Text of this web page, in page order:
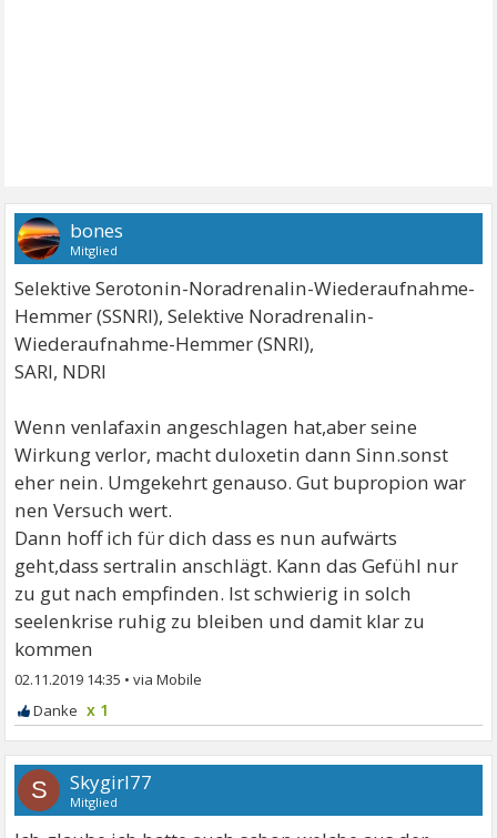
bones
Mitglied
Selektive Serotonin-Noradrenalin-Wiederaufnahme-
Hemmer (SSNRI), Selektive Noradrenalin-
Wiederaufnahme-Hemmer (SNRI),
SARI, NDRI
Wenn venlafaxin angeschlagen hat,aber seine
Wirkung verlor, macht duloxetin dann Sinn.sonst
eher nein. Umgekehrt genauso. Gut bupropion war
nen Versuch wert.
Dann hoff ich für dich dass es nun aufwärts
geht,dass sertralin anschlägt. Kann das Gefühl nur
zu gut nach empfinden. Ist schwierig in solch
seelenkrise ruhig zu bleiben und damit klar zu
kommen
02.11.2019 14:35 •
x 1
S Skygirl77
Mitglied